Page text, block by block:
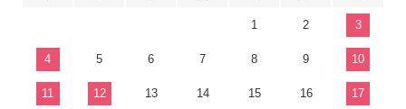
1 2 3
4 5 6 7 8 9 10
11 12 13 14 15 16 17